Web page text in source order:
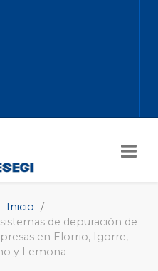
Inicio
de depuración de
en Elorrio, Igorre,
y Lemona